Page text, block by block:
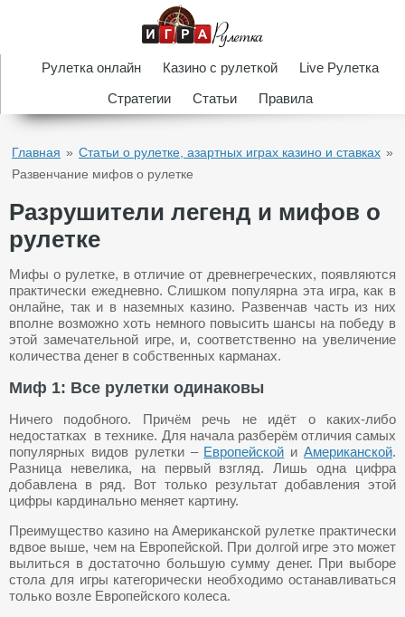
Рулетка онлайн Казино с рулеткой
Live Рулетка
Стратегии
Статьи Правила
Главная » Статьи о рулетке, азартных играх казино и ставках »
Развенчание мифов о рулетке
Разрушители легенд и мифов о
рулетке
Мифы о рулетке, в отличие от древнегреческих, появляются
практически ежедневно. Слишком популярна эта игра, как в
онлайне, так и в наземных казино. Развенчав часть из них
вполне возможно хоть немного повысить шансы на победу в
этой замечательной игре, и, соответственно на увеличение
количества денег в собственных карманах.
Миф 1: Все рулетки одинаковы
Ничего подобного. Причём речь не идёт о каких-либо
недостатках в технике. Для начала разберём отличия самых
популярных видов рулетки – Европейской иАмериканской.
Разница невелика, на первый взгляд. Лишь одна цифра
добавлена в ряд. Вот только результат добавления этой
цифры кардинально меняет картину.
Преимущество казино на Американской рулетке практически
вдвое выше, чем на Европейской. При долгой игре это может
вылиться в достаточно большую сумму денег. При выборе
стола для игры категорически необходимо останавливаться
только возле Европейского колеса.